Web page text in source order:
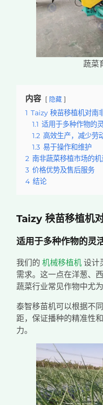
蔬菜
内容 隐藏
1 Taizy 秧苗移植机对南
1.1 适用于多种作物的
1.2 高效生产，减少劳
1.3 易于操作和维护
2 南非蔬菜移植市场的机
3 价格优势及售后服务
4 结论
Taizy 秧苗移植机
适用于多种作物的灵
我们的 机械移植机 设计
需求。这一点在洋葱、
蔬菜行业常见作物中尤为
泰智移苗机可以根据不
距，保证播种的精准性
力。